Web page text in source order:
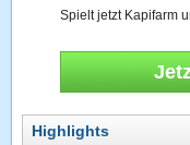
Spielt jetzt Kapifarm
Highlights